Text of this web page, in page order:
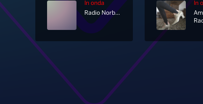
In onda
Radio Norba Italiana
In